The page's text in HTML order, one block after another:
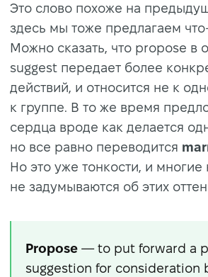
Это слово похоже на
здесь мы тоже предлагаем что-
Можно сказать, что propose в
suggest передает более
действий, и относится не к
к группе. В то же время
сердца вроде как делается
но все равно переводится
Но это уже тонкости, и многие
не задумываются об этих
Propose — to put forward a
suggestion for consideration